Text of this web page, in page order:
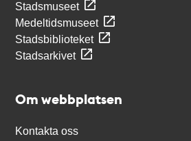
Stadsmuseet
Medeltidsmuseet
Stadsbiblioteket
Stadsarkivet
Om webbplatsen
Kontakta oss